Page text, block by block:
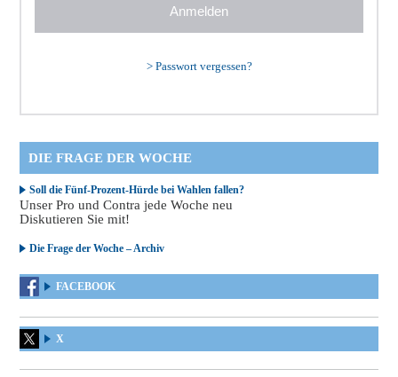
> Passwort vergessen?
DIE FRAGE DER WOCHE
Soll die Fünf-Prozent-Hürde bei Wahlen fallen?
Unser Pro und Contra jede Woche neu
Diskutieren Sie mit!
Die Frage der Woche – Archiv
FACEBOOK
X